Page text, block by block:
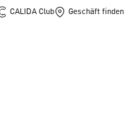
CALIDA Club Geschäft finden